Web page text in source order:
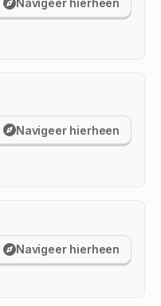
Navigeer hierheen
Navigeer hierheen
Navigeer hierheen